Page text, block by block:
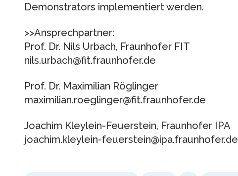
Demonstrators implementiert werden.
>>Ansprechpartner:
Prof. Dr. Nils Urbach, Fraunhofer FIT
nils.urbach@fit.fraunhofer.de
Prof. Dr. Maximilian Röglinger
maximilian.roeglinger@fit.fraunhofer.de
Joachim Kleylein-Feuerstein, Fraunhofer IPA
joachim.kleylein-feuerstein@ipa.fraunhofer.de